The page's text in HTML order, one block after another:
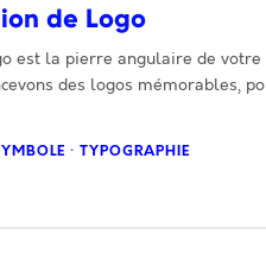
de Logo
est la pierre angulaire de
des logos mémorables,
· TYPOGRAPHIE